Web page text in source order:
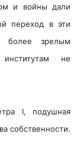
и войны дали
переход в эти
зрелым
институтам не
I, подушная
собственности.